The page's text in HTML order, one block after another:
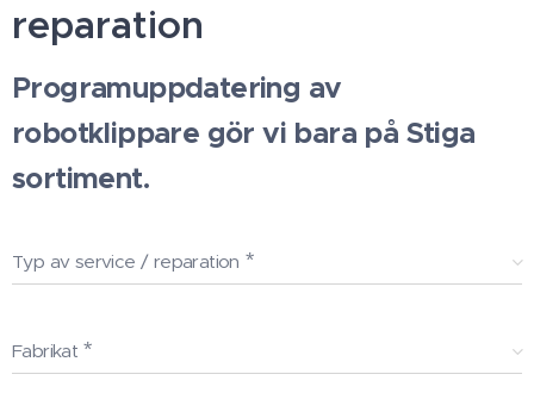
reparation
Programuppdatering av
robotklippare gör vi bara på Stiga
sortiment.
Typ av service / reparation
Fabrikat